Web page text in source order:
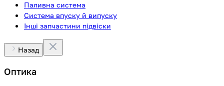
Паливна система
Система впуску й випуску
Інші запчастини підвіски
Назад
Оптика